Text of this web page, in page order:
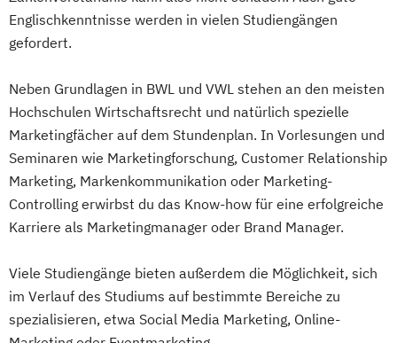
Englischkenntnisse werden in vielen Studiengängen
gefordert.
Neben Grundlagen in BWL und VWL stehen an den meisten
Hochschulen Wirtschaftsrecht und natürlich spezielle
Marketingfächer auf dem Stundenplan. In Vorlesungen und
Seminaren wie Marketingforschung, Customer Relationship
Marketing, Markenkommunikation oder Marketing-
Controlling erwirbst du das Know-how für eine erfolgreiche
Karriere als Marketingmanager oder Brand Manager.
Viele Studiengänge bieten außerdem die Möglichkeit, sich
im Verlauf des Studiums auf bestimmte Bereiche zu
spezialisieren, etwa Social Media Marketing, Online-